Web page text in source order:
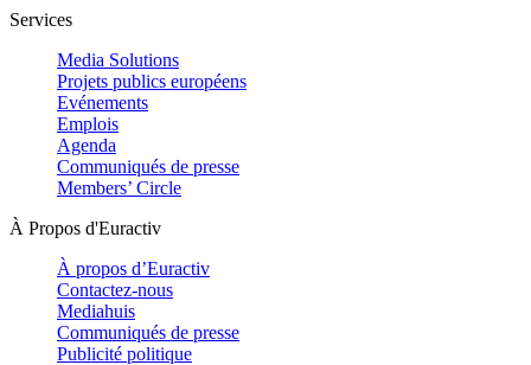
Services
Media Solutions
Projets publics européens
Evénements
Emplois
Agenda
Communiqués de presse
Members’ Circle
À Propos d'Euractiv
À propos d’Euractiv
Contactez-nous
Mediahuis
Communiqués de presse
Publicité politique